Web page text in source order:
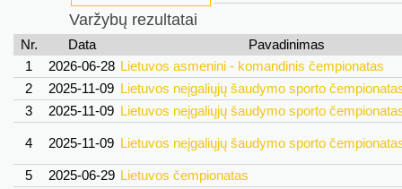
Varžybų rezultatai
Nr. Data
Pavadinimas
1
2026-06-28 Lietuvos asmenini - komandinis čempionatas
2
2025-11-09 Lietuvos neįgaliųjų šaudymo sporto
3
2025-11-09 Lietuvos neįgaliųjų šaudymo sporto
4 2025-11-09 Lietuvos neįgaliųjų šaudymo sporto
5 2025-06-29 Lietuvos čempionatas